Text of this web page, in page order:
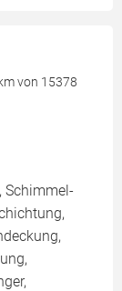
von 15378
Schimmel-